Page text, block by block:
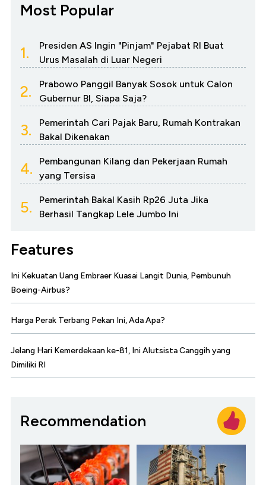
Most Popular
1.
Presiden AS Ingin "Pinjam" Pejabat RI Buat
Urus Masalah di Luar Negeri
2.
Prabowo Panggil Banyak Sosok untuk Calon
Gubernur BI, Siapa Saja?
3.
Pemerintah Cari Pajak Baru, Rumah Kontrakan
Bakal Dikenakan
4.
Pembangunan Kilang dan Pekerjaan Rumah
yang Tersisa
5.
Pemerintah Bakal Kasih Rp26 Juta Jika
Berhasil Tangkap Lele Jumbo Ini
Features
Ini Kekuatan Uang Embraer Kuasai Langit Dunia, Pembunuh
Boeing-Airbus?
Harga Perak Terbang Pekan Ini, Ada Apa?
Jelang Hari Kemerdekaan ke-81, Ini Alutsista Canggih yang
Dimiliki RI
Recommendation